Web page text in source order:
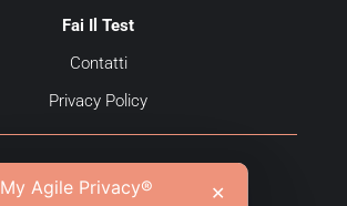
Fai Il Test
Contatti
Privacy Policy
Via Tenivelli 1 – 10143 Torino
My Agile Privacy® ✕